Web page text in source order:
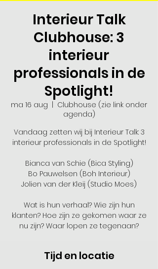
Interieur Talk
Clubhouse: 3
interieur
professionals in de
Spotlight!
ma 16 aug
Clubhouse (zie link onder
agenda)
Vandaag zetten wij bij Interieur Talk: 3
interieur professionals in de Spotlight!
Bianca van Schie (Bica Styling)
Bo Pauwelsen (Boh Interieur)
Jolien van der Kleij (Studio Moes)
Wat is hun verhaal? Wie zijn hun
klanten? Hoe zijn ze gekomen waar ze
Tijd en locatie